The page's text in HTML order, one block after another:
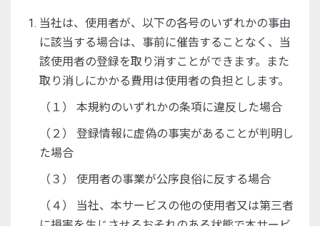
当社は、使用者が、以下の各号のいずれかの事由
に該当する場合は、事前に催告することなく、当
該使用者の登録を取り消すことができます。また
取り消しにかかる費用は使用者の負担とします。
（１） 本規約のいずれかの条項に違反した場合
（２） 登録情報に虚偽の事実があることが判明し
た場合
（３） 使用者の事業が公序良俗に反する場合
（４） 当社、本サービスの他の使用者又は第三者